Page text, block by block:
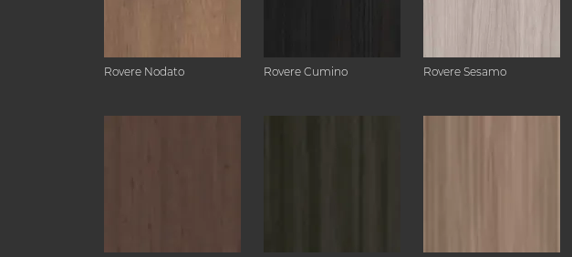
Rovere Nodato Rovere Cumino Rovere Sesamo